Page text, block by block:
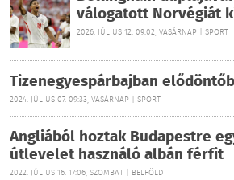
válogatott Norvégiát
2026. JÚLIUS 12. 09:02, VASÁRNAP | SPORT
Tizenegyespárbajban
2024. JÚLIUS 07. 09:33, VASÁRNAP | SPORT
Angliából hoztak Budapestre
útlevelet használó albán férfit
2022. JÚLIUS 16. 17:06, SZOMBAT | BELFÖLD